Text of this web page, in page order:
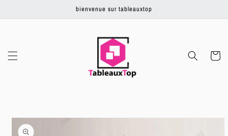
contenu
bienvenue sur tableauxtop
Panier
Passer aux
informations